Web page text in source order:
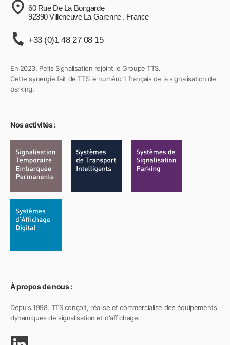
60 Rue De La Bongarde
92390 Villeneuve La Garenne . France
+33 (0)1 48 27 08 15
En 2023, Paris Signalisation rejoint le Groupe TTS.
Cette synergie fait de TTS le numéro 1 français de la signalisation de
parking.
Nos activités :
À propos de nous :
Depuis 1998, TTS conçoit, réalise et commercialise des équipements
dynamiques de signalisation et d'affichage.